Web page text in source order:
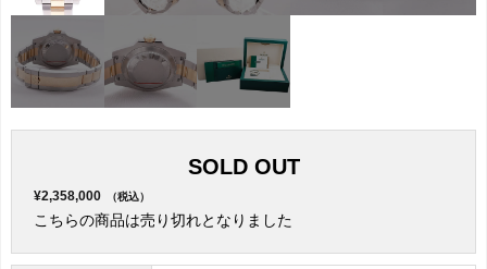
SOLD OUT
¥2,358,000 （税込）
こちらの商品は売り切れとなりました